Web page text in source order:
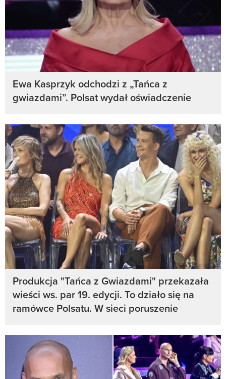
Ewa Kasprzyk odchodzi z „Tańca z
gwiazdami”. Polsat wydał oświadczenie
Produkcja "Tańca z Gwiazdami" przekazała
wieści ws. par 19. edycji. To działo się na
ramówce Polsatu. W sieci poruszenie